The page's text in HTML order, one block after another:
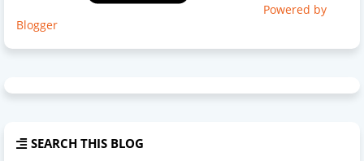
Powered by
Blogger
SEARCH THIS BLOG